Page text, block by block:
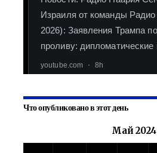
Что опубликовано в этот день
Май 2024